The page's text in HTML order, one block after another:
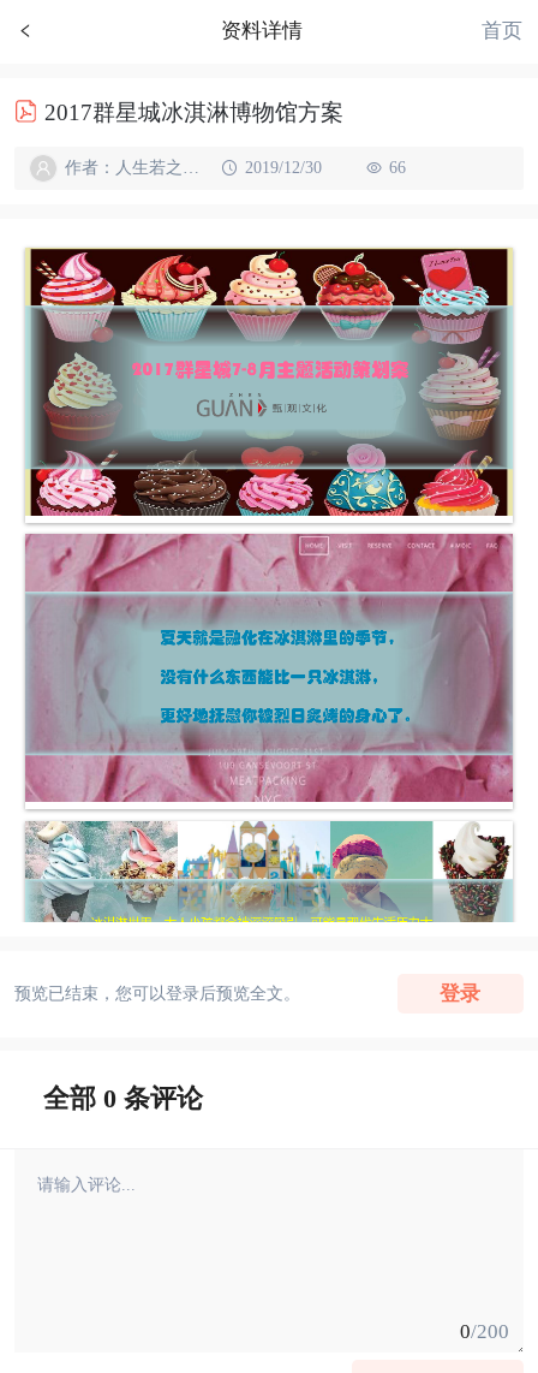
资料详情 首页
2017群星城冰淇淋博物馆方案
作者：人生若之如初见 2019/12/30 66
预览已结束，您可以登录后预览全文。 登录
全部 0 条评论
0/200